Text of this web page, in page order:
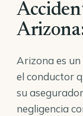
Arizona es un
el conductor
su
negligencia